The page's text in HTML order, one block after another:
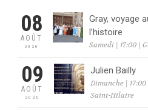
08
AOÛT
2026
Gray, voyage
l’histoire
Samedi | 17:00 |
09
AOÛT
2026
Julien Bailly
Dimanche |
Saint-Hilaire